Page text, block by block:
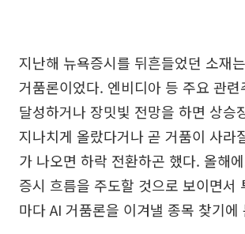
지난해 뉴욕증시를 뒤흔들었던 소재
거품론이었다. 엔비디아 등 주요 관련
달성하거나 장밋빛 전망을 하면 상승
지나치게 올랐다거나 곧 거품이 사라
가 나오면 하락 전환하곤 했다. 올해
증시 흐름을 주도할 것으로 보이면서
마다 AI 거품론을 이겨낼 종목 찾기에